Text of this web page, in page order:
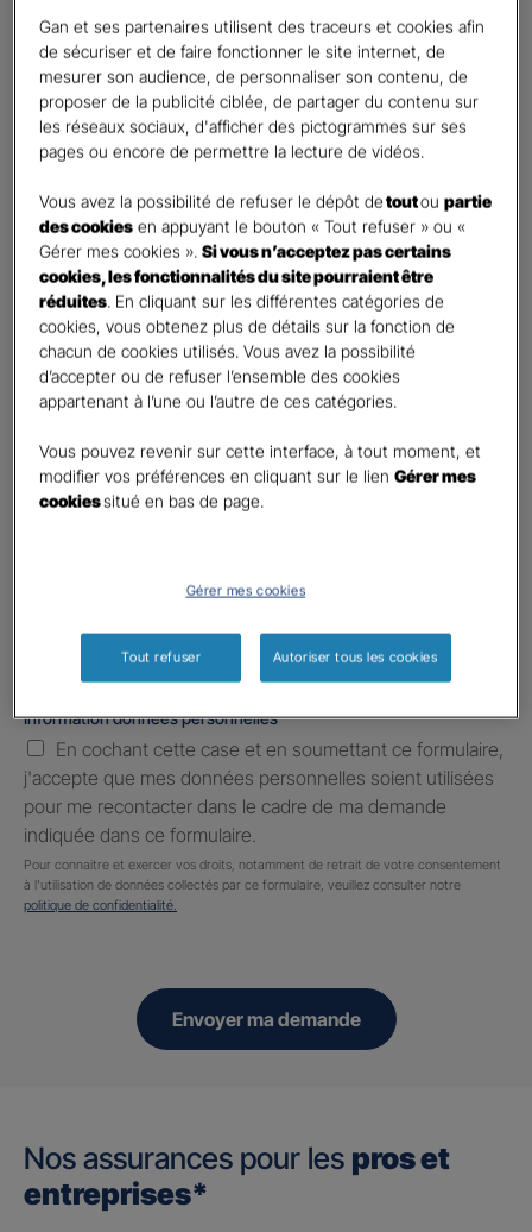
Vos informations :
Etes-vous déjà client Gan assurances ?*
Oui
Non
Civilité *
Madame
Monsieur
Contact*
First Last
Téléphone*
United
States
+1
E-mail *
Informations complémentaires (facultatif)
Information données personnelles*
En cochant cette case et en soumettant ce formulaire,
j'accepte que mes données personnelles soient utilisées
pour me recontacter dans le cadre de ma demande
indiquée dans ce formulaire.
Pour connaitre et exercer vos droits, notamment de retrait de votre consentement
à l'utilisation de données collectés par ce formulaire, veuillez consulter notre
politique de confidentialité.
Envoyer ma demande
Nos assurances pour les pros et
entreprises*
Gan et ses partenaires utilisent des traceurs et cookies afin
de sécuriser et de faire fonctionner le site internet, de
mesurer son audience, de personnaliser son contenu, de
proposer de la publicité ciblée, de partager du contenu sur
les réseaux sociaux, d'afficher des pictogrammes sur ses
pages ou encore de permettre la lecture de vidéos.
Vous avez la possibilité de refuser le dépôt detoutoupartie
des cookies en appuyant le bouton « Tout refuser » ou «
Gérer mes cookies ».Si vous n’acceptez pas certains
cookies, les fonctionnalités du site pourraient être
réduites. En cliquant sur les différentes catégories de
cookies, vous obtenez plus de détails sur la fonction de
chacun de cookies utilisés. Vous avez la possibilité
d’accepter ou de refuser l’ensemble des cookies
appartenant à l’une ou l’autre de ces catégories.
Vous pouvez revenir sur cette interface, à tout moment, et
modifier vos préférences en cliquant sur le lienGérer mes
cookiessitué en bas de page.
Gérer mes cookies
Tout refuser Autoriser tous les cookies